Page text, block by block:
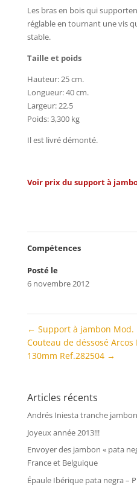
Les bras en bois qui
réglable en tournant une vis
stable.
Taille et poids
Hauteur: 25 cm.
Longueur: 40 cm.
Largeur: 22,5
Poids: 3,300 kg
Il est livré démonté.
Voir prix du support à
Compétences
Posté le
6 novembre 2012
← Support à jambon Mod.
Couteau de déssosé
130mm Ref.282504 →
Articles récents
Andrés Iniesta tranche
Joyeux année 2013!!!
Envoyer des jambon « pata
France et Belguique
Épaule Ibérique pata negra –